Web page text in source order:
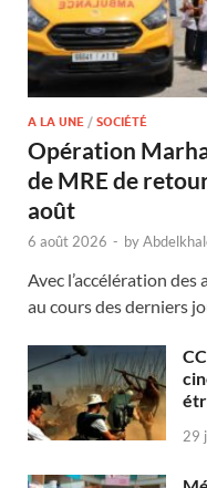
A LA UNE / SOCIÉTÉ
Opération
de MRE de
août
6 août 2026 - by
Avec l’accélération
au cours des derniers
29